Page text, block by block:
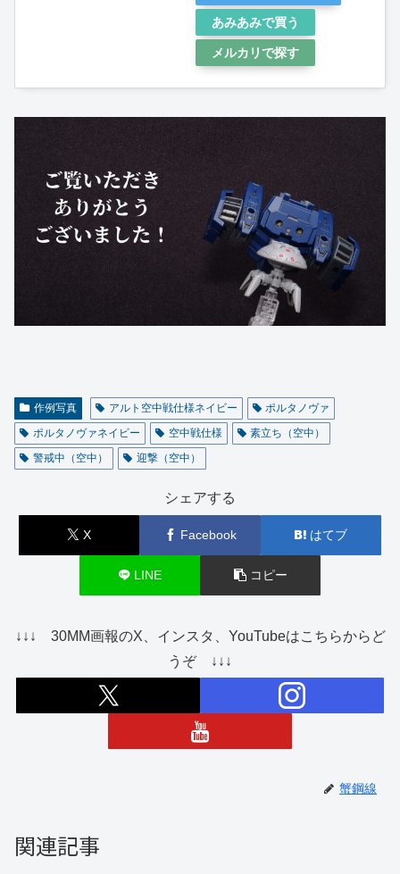
あみあみで買う
メルカリで探す
作例写真 アルト空中戦仕様ネイビー
ポルタノヴァ
ポルタノヴァネイビー
空中戦仕様
素立ち（空中）
警戒中（空中）
迎撃（空中）
シェアする
X Facebook はてブ
LINE コピー
↓↓↓ 30MM画報のX、インスタ、YouTubeはこちらからど
うぞ ↓↓↓
蟹鋼線
関連記事